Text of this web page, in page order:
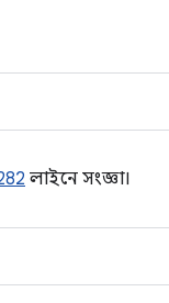
লাইনে সংজ্ঞা।